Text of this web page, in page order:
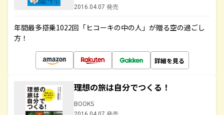
2016.04.07 発売
年間最多搭乗1022回「ヒコーキの中の人」が贈る空の過ごし
方！
詳細を見る
理想の旅は自分でつくる！
BOOKS